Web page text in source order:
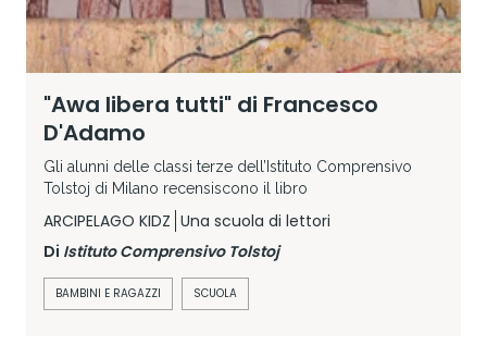
"Awa libera tutti" di Francesco
D'Adamo
Gli alunni delle classi terze dell’Istituto Comprensivo
Tolstoj di Milano recensiscono il libro
ARCIPELAGO KIDZ Una scuola di lettori
Di Istituto Comprensivo Tolstoj
BAMBINI E RAGAZZI SCUOLA